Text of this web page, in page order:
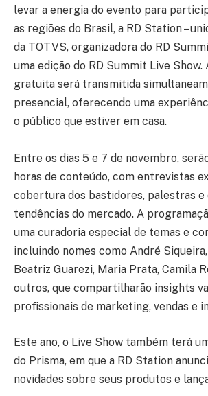
levar a energia do evento para
as regiões do Brasil, a RD Station –
da TOTVS, organizadora do RD
uma edição do RD Summit Live Show.
gratuita será transmitida
presencial, oferecendo uma
o público que estiver em casa.
Entre os dias 5 e 7 de novembro,
horas de conteúdo, com entrevistas
cobertura dos bastidores, palestras e
tendências do mercado. A
uma curadoria especial de temas e
incluindo nomes como André
Beatriz Guarezi, Maria Prata, Camila
outros, que compartilharão insights
profissionais de marketing, vendas e
Este ano, o Live Show também terá
do Prisma, em que a RD Station
novidades sobre seus produtos e